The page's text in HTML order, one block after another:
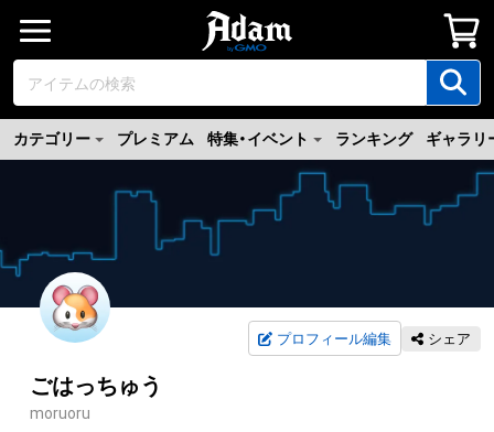
カテゴリー プレミアム 特集・イベント ランキング ギャラリ
プロフィール編集 シェア
ごはっちゅう
moruoru